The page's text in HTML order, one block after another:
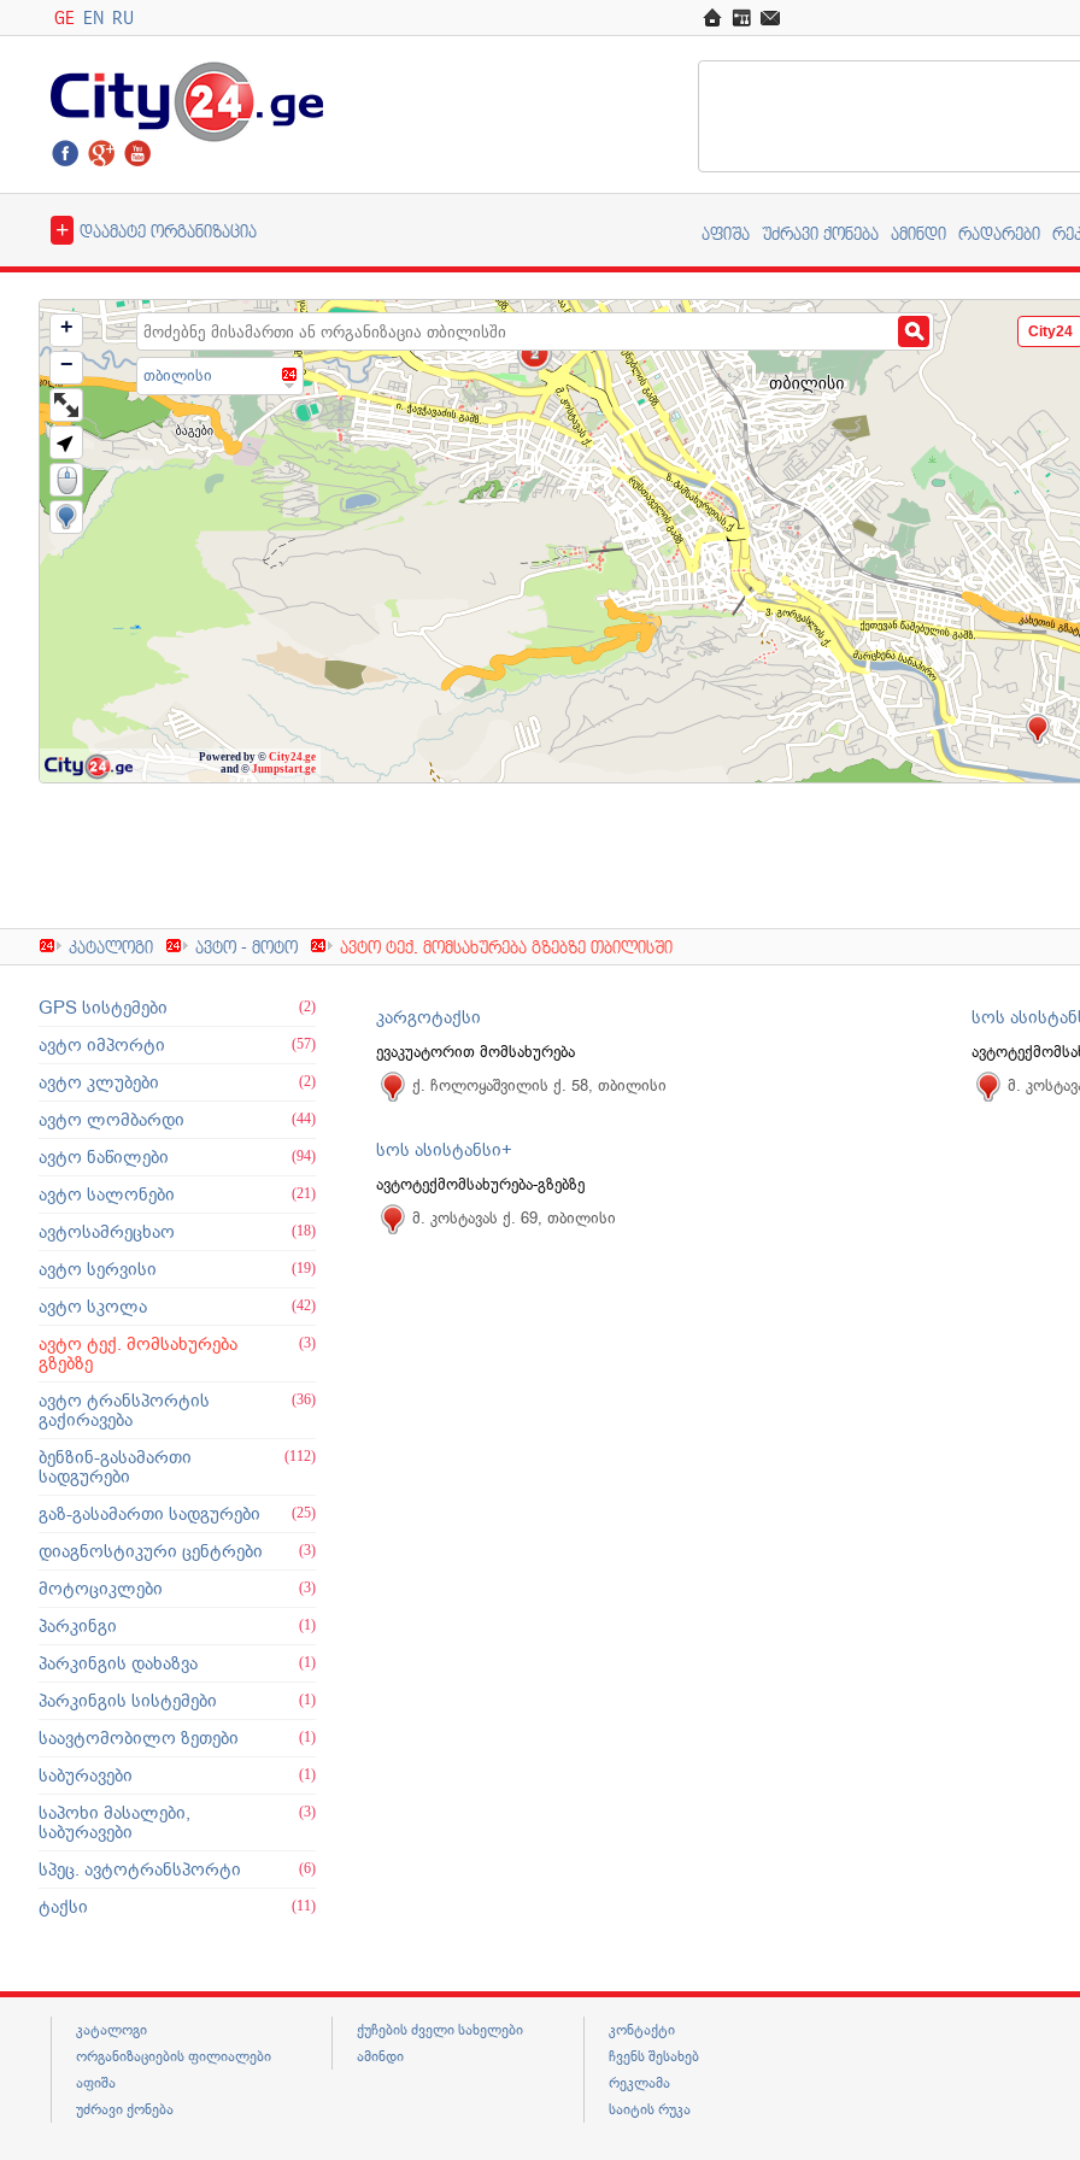
GE EN RU
+ დაამატე ორგანიზაცია აფიშა უძრავი ქონება ამინდი რადარები
თბილისი
2
2
Powered by © City24.ge
and ©Jumpstart.ge
+
−
City24
კატალოგი ავტო - მოტო ავტო ტექ. მომსახურება გზებზე თბილისში
კარგოტაქსი
ევაკუატორით მომსახურება
ქ. ჩოლოყაშვილის ქ. 58, თბილისი
სოს
მ.
სოს ასისტანსი+
ავტოტექმომსახურება-გზებზე
მ. კოსტავას ქ. 69, თბილისი
GPS სისტემები (2)
ავტო იმპორტი (57)
ავტო კლუბები (2)
ავტო ლომბარდი (44)
ავტო ნაწილები (94)
ავტო სალონები (21)
ავტოსამრეცხაო (18)
ავტო სერვისი (19)
ავტო სკოლა (42)
ავტო ტექ. მომსახურება
გზებზე
(3)
ავტო ტრანსპორტის
გაქირავება
(36)
ბენზინ-გასამართი
სადგურები
(112)
გაზ-გასამართი სადგურები (25)
დიაგნოსტიკური ცენტრები (3)
მოტოციკლები (3)
პარკინგი (1)
პარკინგის დახაზვა (1)
პარკინგის სისტემები (1)
საავტომობილო ზეთები (1)
საბურავები (1)
საპოხი მასალები,
საბურავები
(3)
სპეც. ავტოტრანსპორტი (6)
ტაქსი (11)
კატალოგი
ორგანიზაციების ფილიალები
აფიშა
უძრავი ქონება
ქუჩების ძველი სახელები
ამინდი
კონტაქტი
ჩვენს შესახებ
რეკლამა
საიტის რუკა